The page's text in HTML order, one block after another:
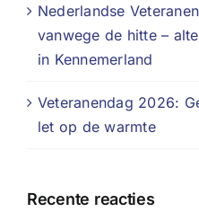
Nederlandse
vanwege de hitte –
in Kennemerland
Veteranendag 2026:
let op de warmte
Recente reacties